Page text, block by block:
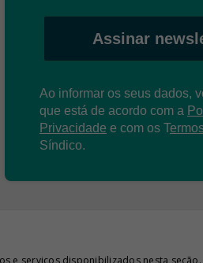
Assinar
Ao informar os seus dados,
que está de acordo com a
Privacidade e com os T
Síndico.
e serviços disponibilizados nesta